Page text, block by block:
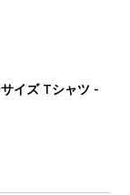
イズ Tシャツ -